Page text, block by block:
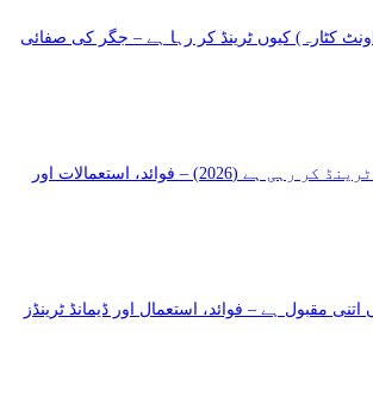
کٹارہ) کیوں ٹرینڈ کر رہا ہے – جگر کی صفائی
گلاسگو میں جنسنگ کیوں ٹرینڈ کر رہی ہے (2026) – فوائد، استعمالات اور
مقبول ہے – فوائد، استعمال اور ڈیمانڈ ٹرینڈز